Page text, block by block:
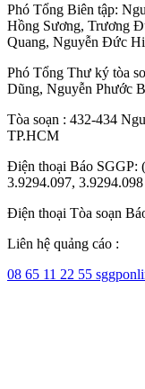
Phó Tổng Biên tập:
Hồng Sương, Trương
Quang, Nguyễn Đức
Phó Tổng Thư ký tòa
Dũng, Nguyễn Phước
Tòa soạn : 432-434
TP.HCM
Điện thoại Báo SGGP:
3.9294.097, 3.9294.098
Điện thoại Tòa soạn
Liên hệ quảng cáo :
08 65 11 22 55